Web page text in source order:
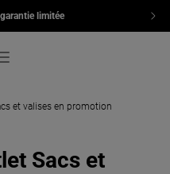
limitée
de eu.eastpak.com
et valises en promotion
Sacs et